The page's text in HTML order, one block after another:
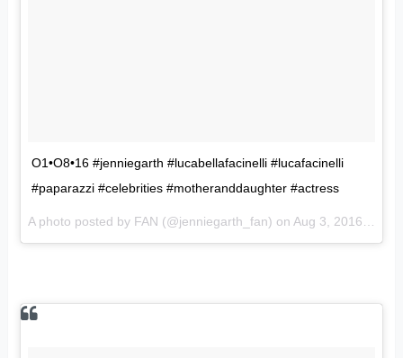
O1•O8•16 #jenniegarth #lucabellafacinelli #lucafacinelli
#paparazzi #celebrities #motheranddaughter #actress
A photo posted by FAN (@jenniegarth_fan) on Aug 3, 2016 at 6:18pm PDT